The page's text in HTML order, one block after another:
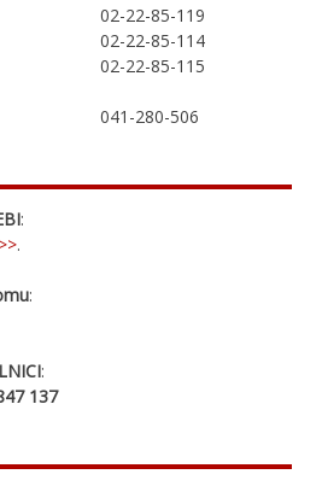
02-22-85-119
02-22-85-114
02-22-85-115
041-280-506
:
.
:
:
137